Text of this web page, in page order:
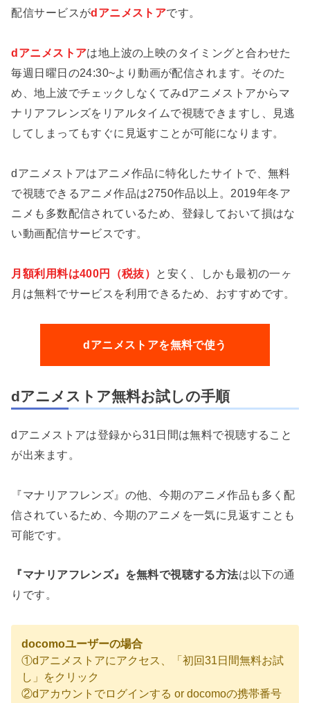
配信サービスがdアニメストアです。
dアニメストアは地上波の上映のタイミングと合わせた
毎週日曜日の24:30~より動画が配信されます。そのた
め、地上波でチェックしなくてみdアニメストアからマ
ナリアフレンズをリアルタイムで視聴できますし、見逃
してしまってもすぐに見返すことが可能になります。
dアニメストアはアニメ作品に特化したサイトで、無料
で視聴できるアニメ作品は2750作品以上。2019年冬ア
ニメも多数配信されているため、登録しておいて損はな
い動画配信サービスです。
月額利用料は400円（税抜） と安く、しかも最初の一ヶ
月は無料でサービスを利用できるため、おすすめです。
dアニメストアを無料で使う
dアニメストア無料お試しの手順
dアニメストアは登録から31日間は無料で視聴すること
が出来ます。
『マナリアフレンズ』の他、今期のアニメ作品も多く配
信されているため、今期のアニメを一気に見返すことも
可能です。
『マナリアフレンズ』を無料で視聴する方法は以下の通
りです。
docomoユーザーの場合
①dアニメストアにアクセス、「初回31日間無料お試
し」をクリック
②dアカウントでログインする or docomoの携帯番号